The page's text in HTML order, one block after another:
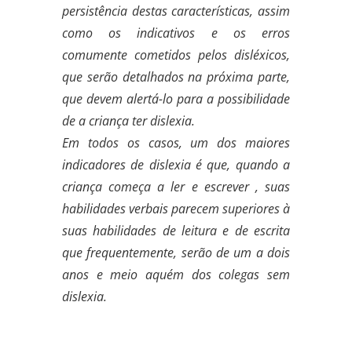
persistência destas características, assim
como os indicativos e os erros
comumente cometidos pelos disléxicos,
que serão detalhados na próxima parte,
que devem alertá-lo para a possibilidade
de a criança ter dislexia.
Em todos os casos, um dos maiores
indicadores de dislexia é que, quando a
criança começa a ler e escrever , suas
habilidades verbais parecem superiores à
suas habilidades de leitura e de escrita
que frequentemente, serão de um a dois
anos e meio aquém dos colegas sem
dislexia.